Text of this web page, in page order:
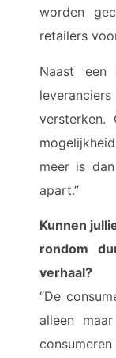
worden
retailers
Naast een
meer is
apart.”
Kunnen
rondom
verhaal?
“De
alleen